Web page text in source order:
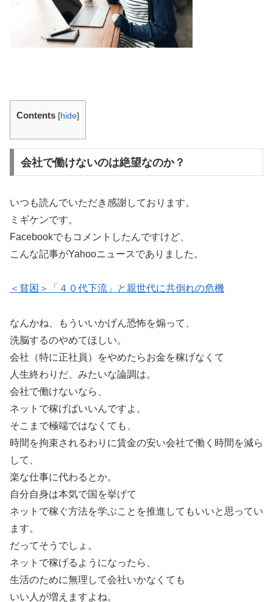
Contents [hide]
会社で働けないのは絶望なのか？
いつも読んでいただき感謝しております。
ミギケンです。
Facebookでもコメントしたんですけど、
こんな記事がYahooニュースでありました。
＜貧困＞「４０代下流」と親世代に共倒れの危機
なんかね、もういいかげん恐怖を煽って、
洗脳するのやめてほしい。
会社（特に正社員）をやめたらお金を稼げなくて
人生終わりだ、みたいな論調は。
会社で働けないなら、
ネットで稼げばいいんですよ。
そこまで極端ではなくても、
時間を拘束されるわりに賃金の安い会社で働く時間を減ら
して、
楽な仕事に代わるとか。
自分自身は本気で国を挙げて
ネットで稼ぐ方法を学ぶことを推進してもいいと思ってい
ます。
だってそうでしょ。
ネットで稼げるようになったら、
生活のために無理して会社いかなくても
いい人が増えますよね。